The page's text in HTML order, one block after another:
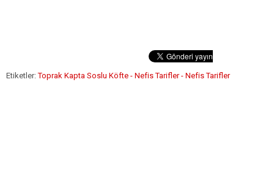
Etiketler: Toprak Kapta Soslu Köfte - Nefis Tarifler - Nefis Tarifler